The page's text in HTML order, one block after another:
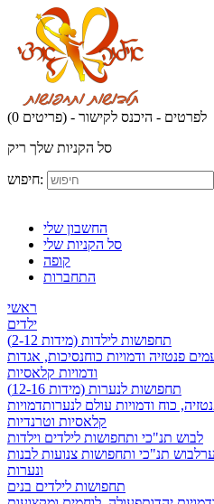
(0 פריטים) - לפרטים - היכנס לקישור
סל הקניות שלך ריק
חיפוש:
החשבון שלי
סל הקניות שלי
קופה
התחברות
ראשי
ילדים
תחפושות לילדות (מידות 2-12)
פנטזיה ודמויות כוחנסיכות, אגדות
ודמויות קלאסיות
תחפושות לנערות (מידות 12-16)
כוח ודמויות עולם לנערותדמויות
קלאסיות וטרנדיות
לבוש תנ"כי ותחפושות לילדים וילדות
לבוש תנ"כי ותחפושות צנועות לבנות
ונערות
תחפושות לילדים בנים